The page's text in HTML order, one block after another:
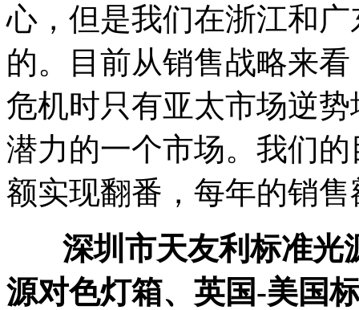
心，但是我们在浙江和
的。目前从销售战略来
危机时只有亚太市场逆
潜力的一个市场。我们
额实现翻番，每年的销
深圳市天友利标准光
源对色灯箱、英国-美国